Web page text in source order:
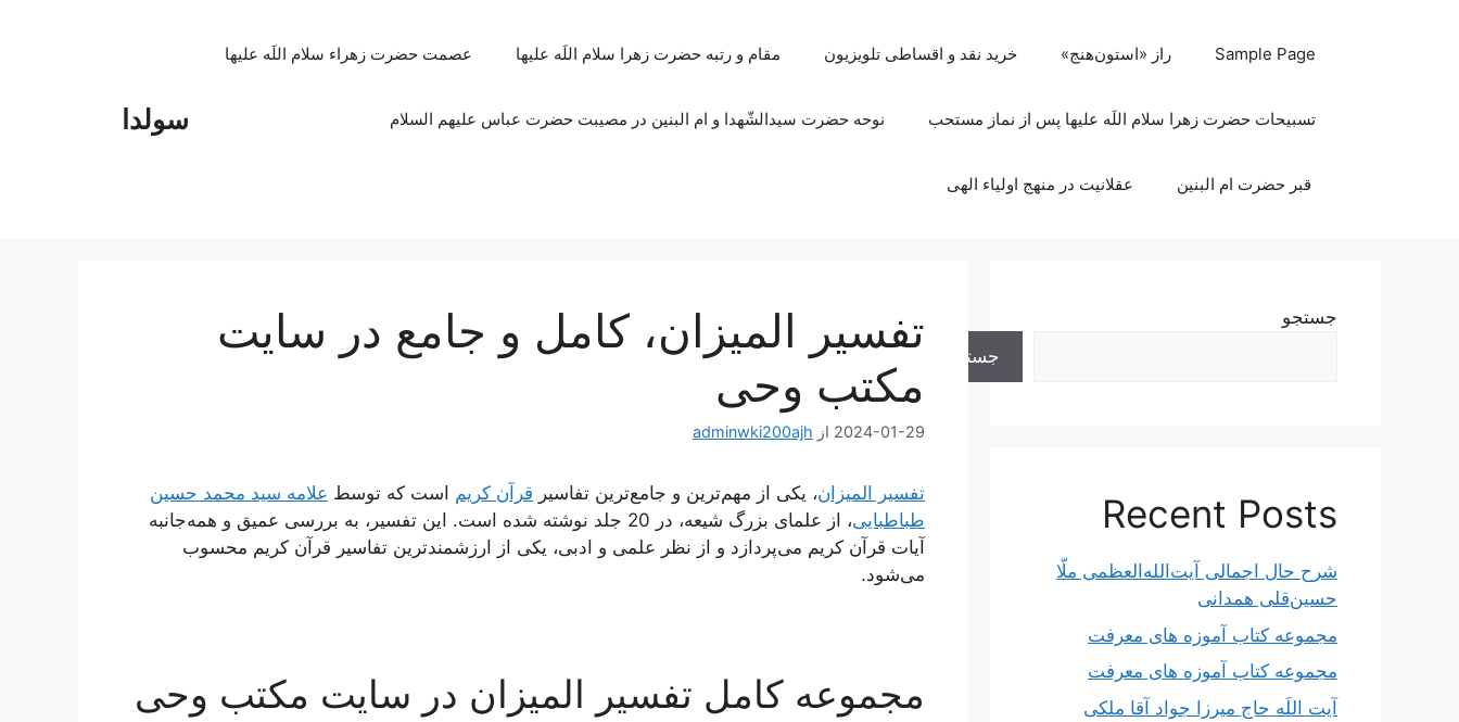
سولدا
Sample Page راز «استون‌هنج» خرید نقد و اقساطی تلویزیون مقام و رتبه حضرت زهرا سلام اللَه علیها عصمت حضرت زهراء سلام اللَه علیها
تسبیحات حضرت زهرا سلام اللَه علیها پس از نماز مستحب نوحه حضرت سیدالشّهدا و ام البنین در مصیبت حضرت عباس علیهم السلام
قبر حضرت ام البنین عقلانیت در منهج اولیاء الهی
تفسیر المیزان، کامل و جامع در سایت
مکتب وحی
2024-01-29 از adminwki200ajh
تفسیر المیزان، یکی از مهم‌ترین و جامع‌ترین تفاسیر قرآن کریم است که توسط علامه سید محمد حسین
طباطبایی
، از علمای بزرگ شیعه، در 20 جلد نوشته شده است. این تفسیر، به بررسی عمیق و همه‌جانبه
آیات قرآن کریم می‌پردازد و از نظر علمی و ادبی، یکی از ارزشمندترین تفاسیر قرآن کریم محسوب
می‌شود.
مجموعه کامل تفسیر المیزان در سایت مکتب وحی
جستجو
جستجو
Recent Posts
شرح حال اجمالی آیت‌الله‌العظمی ملّا
حسین‌قلی همدانی
مجموعه کتاب آموزه های معرفت
مجموعه کتاب آموزه های معرفت
آیت اللَه حاج میرزا جواد آقا ملکی